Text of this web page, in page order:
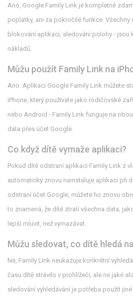
Ano, Google Family Link je kompletně
poplatky, ani za pokročilé funkce. Všechny
blokování aplikací, sledování polohy -
nákladů.
Můžu použít Family Link na
Ano. Aplikaci Google Family Link můžete
iPhone, který používáte jako rodičovské
nebo Android - Family Link funguje na
data přes účet Google.
Co když dítě vymaže aplikaci?
Pokud dítě odstraní aplikaci Family Link z
automaticky znovu nainstaluje aplikaci při
odstraní účet Google, můžete ho znovu
to znamená, že dítě ztratí všechna data,
lepší mluvit, než vymazávat.
Můžu sledovat, co dítě hledá
Ne, Family Link neukazuje konkrétní
času dítě strávilo v prohlížeči, ale ne jaké
sledování vyhledávání je potřeba použít